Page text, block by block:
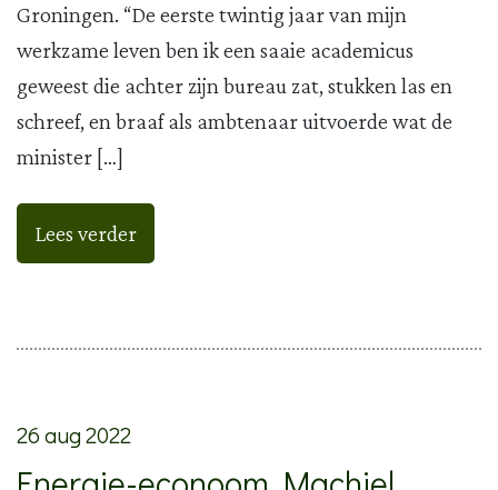
Groningen. “De eerste twintig jaar van mijn
werkzame leven ben ik een saaie academicus
geweest die achter zijn bureau zat, stukken las en
schreef, en braaf als ambtenaar uitvoerde wat de
minister […]
Lees verder
26 aug 2022